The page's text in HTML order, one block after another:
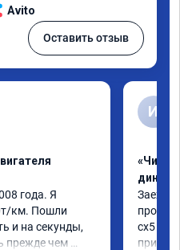
Avito
Оставить отзыв
года. Я
км. Пошли
и на секунды,
прежде чем
И
«Чип
Заехал
сх5